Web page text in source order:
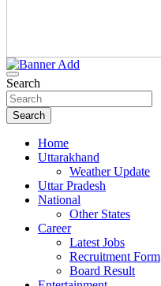
Search
Search
Home
Uttarakhand
Weather Update
Uttar Pradesh
National
Other States
Career
Latest Jobs
Recruitment Form
Board Result